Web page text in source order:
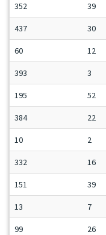
352 39
437 30
60 12
393 3
195 52
384 22
10 2
332 16
151 39
13 7
99 26